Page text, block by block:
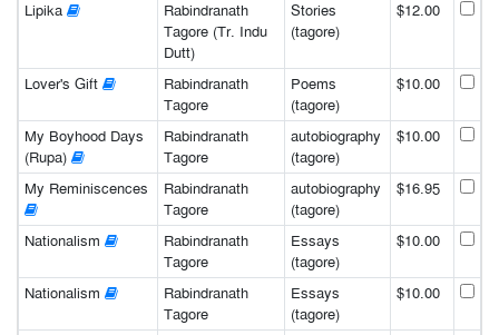
Lipika
Rabindranath
Tagore (Tr. Indu
Dutt)
Stories
(tagore)
$12.00
Lover's Gift
Rabindranath
Tagore
Poems
(tagore)
$10.00
My Boyhood Days
(Rupa)
Rabindranath
Tagore
autobiography
(tagore)
$10.00
My Reminiscences
Rabindranath
Tagore
autobiography
(tagore)
$16.95
Nationalism
Rabindranath
Tagore
Essays
(tagore)
$10.00
Nationalism
Rabindranath
Tagore
Essays
(tagore)
$10.00